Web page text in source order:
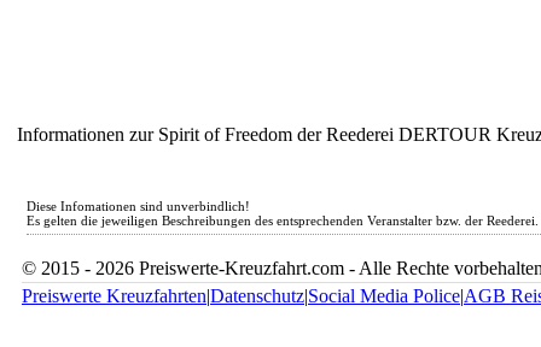
Informationen zur Spirit of Freedom der Reederei DERTOUR
Diese Infomationen sind unverbindlich!
Es gelten die jeweiligen Beschreibungen des entsprechenden Veranstalter bzw. der Reederei.
© 2015 - 2026 Preiswerte-Kreuzfahrt.com - Alle Rechte
Preiswerte Kreuzfahrten|Datenschutz|Social Media Police|AGB